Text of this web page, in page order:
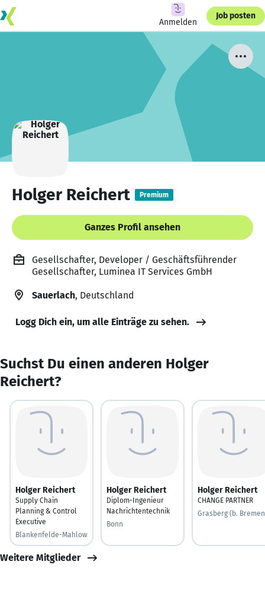
Anmelden
Job posten
Holger Reichert Premium
Ganzes Profil ansehen
Gesellschafter, Developer / Geschäftsführender
Gesellschafter, Luminea IT Services GmbH
Sauerlach, Deutschland
Logg Dich ein, um alle Einträge zu sehen.
Suchst Du einen anderen Holger
Reichert?
Holger Reichert
Supply Chain
Planning & Control
Executive
Blankenfelde-Mahlow
Holger Reichert
Diplom-Ingenieur
Nachrichtentechnik
Bonn
Holger Reichert
CHANGE PARTNER
Grasberg (b.
Weitere Mitglieder